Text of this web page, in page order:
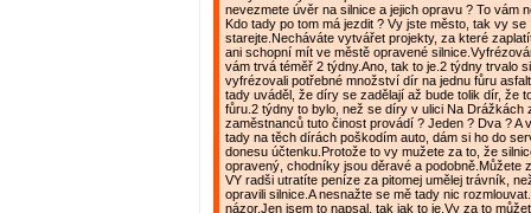
nevezmete úvěr na silnice a jejich opravu ? To vám
Kdo tady po tom má jezdit ? Vy jste město, tak vy se
starejte.Necháváte vytvářet projekty, za které
ani schopní mít ve městě opravené
vám trvá téměř 2 týdny.Ano, tak to je.2 týdny trvalo
vyfrézovali potřebné množství dír na jednu fůru
tady uváděl, že díry se zadělají až bude tolik dír, že
fůru.2 týdny to bylo, než se díry v ulici Na Drážkách
zaměstnanců tuto činost provádí ? Jeden ? Dva ? A
tady na těch dírách poškodím auto, dám si ho do
donesu účtenku.Protože to vy mužete za to, že
opravený, chodníky jsou děravé a podobně.Můžete
VY radši utratíte peníze za pitomej umělej trávník,
opravili silnice.A nesnažte se mě tady nic
názor.Jen jsem to napsal, tak jak to je.Vy za to